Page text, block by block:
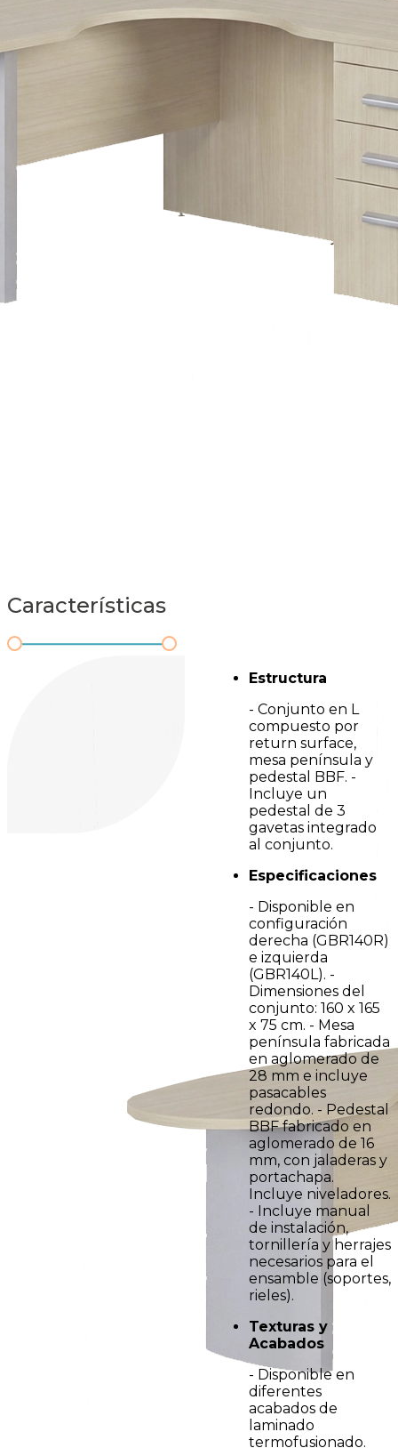
Características
Estructura
- Conjunto en L
compuesto por
return surface,
mesa península y
pedestal BBF. -
Incluye un
pedestal de 3
gavetas integrado
al conjunto.
Especificaciones
- Disponible en
configuración
derecha (GBR140R)
e izquierda
(GBR140L). -
Dimensiones del
conjunto: 160 x 165
x 75 cm. - Mesa
península fabricada
en aglomerado de
28 mm e incluye
pasacables
redondo. - Pedestal
BBF fabricado en
aglomerado de 16
mm, con jaladeras y
portachapa.
Incluye niveladores.
- Incluye manual
de instalación,
tornillería y herrajes
necesarios para el
ensamble (soportes,
rieles).
Texturas y
Acabados
- Disponible en
diferentes
acabados de
laminado
termofusionado.